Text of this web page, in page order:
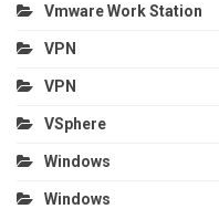
Vmware Work Station
VPN
VPN
VSphere
Windows
Windows